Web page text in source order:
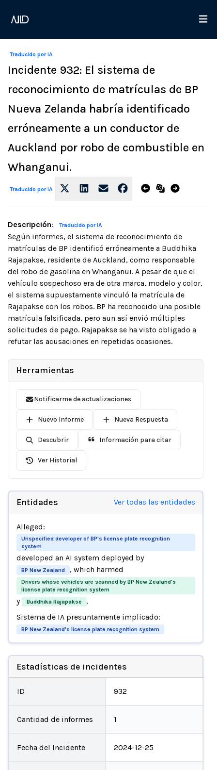
Traducido por IA
Incidente 932: El sistema de
reconocimiento de matrículas de BP
Nueva Zelanda habría identificado
erróneamente a un conductor de
Auckland por robo de combustible en
Whanganui.
Traducido por IA
Descripción: Traducido por IA
Según informes, el sistema de reconocimiento de
matrículas de BP identificó erróneamente a Buddhika
Rajapakse, residente de Auckland, como responsable
del robo de gasolina en Whanganui. A pesar de que el
vehículo sospechoso era de otra marca, modelo y color,
el sistema supuestamente vinculó la matrícula de
Rajapakse con los robos. BP ha reconocido una posible
matrícula falsificada, pero aun así envió múltiples
solicitudes de pago. Rajapakse se ha visto obligado a
refutar las acusaciones en repetidas ocasiones.
Herramientas
Notificarme de actualizaciones
Nuevo Informe Nueva Respuesta
Descubrir Información para citar
Ver Historial
Entidades Ver todas las entidades
Alleged:
Unspecified developer of BP's license plate recognition
system
developed an AI system deployed by
BP New Zealand , which harmed
Drivers whose vehicles are scanned by BP New Zealand's
license plate recognition system
y Buddhika Rajapakse
.
Sistema de IA presuntamente implicado:
BP New Zealand's license plate recognition system
Estadísticas de incidentes
ID 932
Cantidad de informes 1
Fecha del Incidente 2024-12-25